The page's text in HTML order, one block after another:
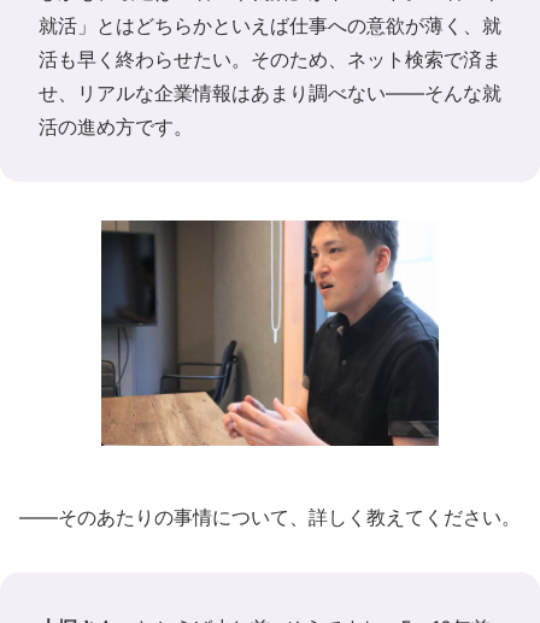
就活」とはどちらかといえば仕事への意欲が薄く、就
活も早く終わらせたい。そのため、ネット検索で済ま
せ、リアルな企業情報はあまり調べない――そんな就
活の進め方です。
――そのあたりの事情について、詳しく教えてください。